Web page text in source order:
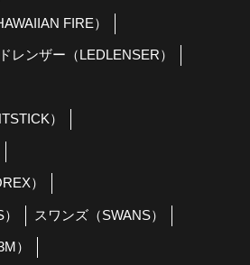
FIRE）
レンザー（LEDLENSER）
）
）
スワンズ（SWANS）
）